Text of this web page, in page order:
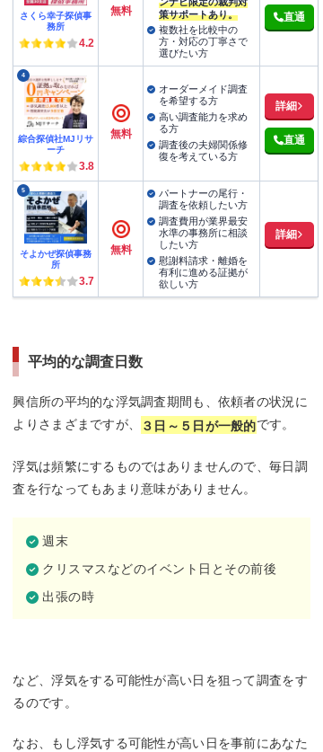
さくら幸子探偵事
務所
4.2
無料
策サポートあり。
複数社を比較中の
方・対応の丁寧さで
選びたい方
直通
4
綜合探偵社MJリサ
ーチ
3.8
無料
オーダーメイド調査
を希望する方
高い調査能力を求め
る方
調査後の夫婦関係修
復を考えている方
詳細
直通
5
そよかぜ探偵事務
所
3.7
無料
パートナーの尾行・
調査を依頼したい方
調査費用が業界最安
水準の事務所に相談
したい方
慰謝料請求・離婚を
有利に進める証拠が
欲しい方
詳細
平均的な調査日数
興信所の平均的な浮気調査期間も、依頼者の状況に
よりさまざまですが、
３日～５日が一般的です。
浮気は頻繁にするものではありませんので、毎日調
査を行なってもあまり意味がありません。
週末
クリスマスなどのイベント日とその前後
出張の時
など、浮気をする可能性が高い日を狙って調査をす
るのです。
なお、もし浮気する可能性が高い日を事前にあなた